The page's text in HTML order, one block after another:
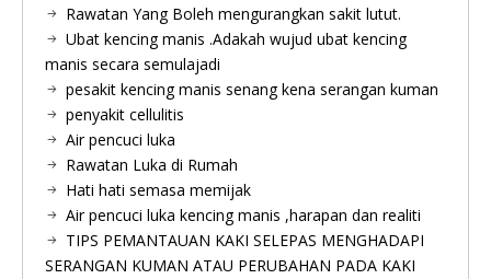
Rawatan Yang Boleh mengurangkan sakit lutut.
Ubat kencing manis .Adakah wujud ubat kencing
manis secara semulajadi
pesakit kencing manis senang kena serangan kuman
penyakit cellulitis
Air pencuci luka
Rawatan Luka di Rumah
Hati hati semasa memijak
Air pencuci luka kencing manis ,harapan dan realiti
TIPS PEMANTAUAN KAKI SELEPAS MENGHADAPI
SERANGAN KUMAN ATAU PERUBAHAN PADA KAKI